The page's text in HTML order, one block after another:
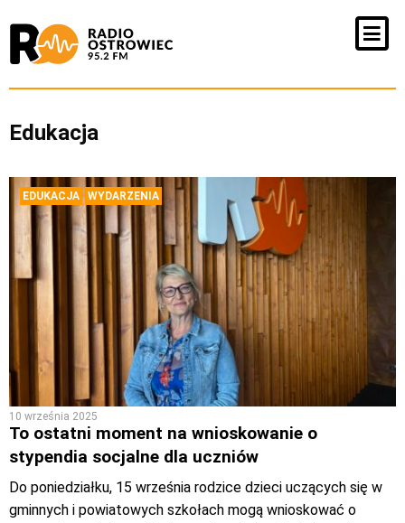
Edukacja
EDUKACJA WYDARZENIA
10 września 2025
To ostatni moment na wnioskowanie o
stypendia socjalne dla uczniów
Do poniedziałku, 15 września rodzice dzieci uczących się w
gminnych i powiatowych szkołach mogą wnioskować o